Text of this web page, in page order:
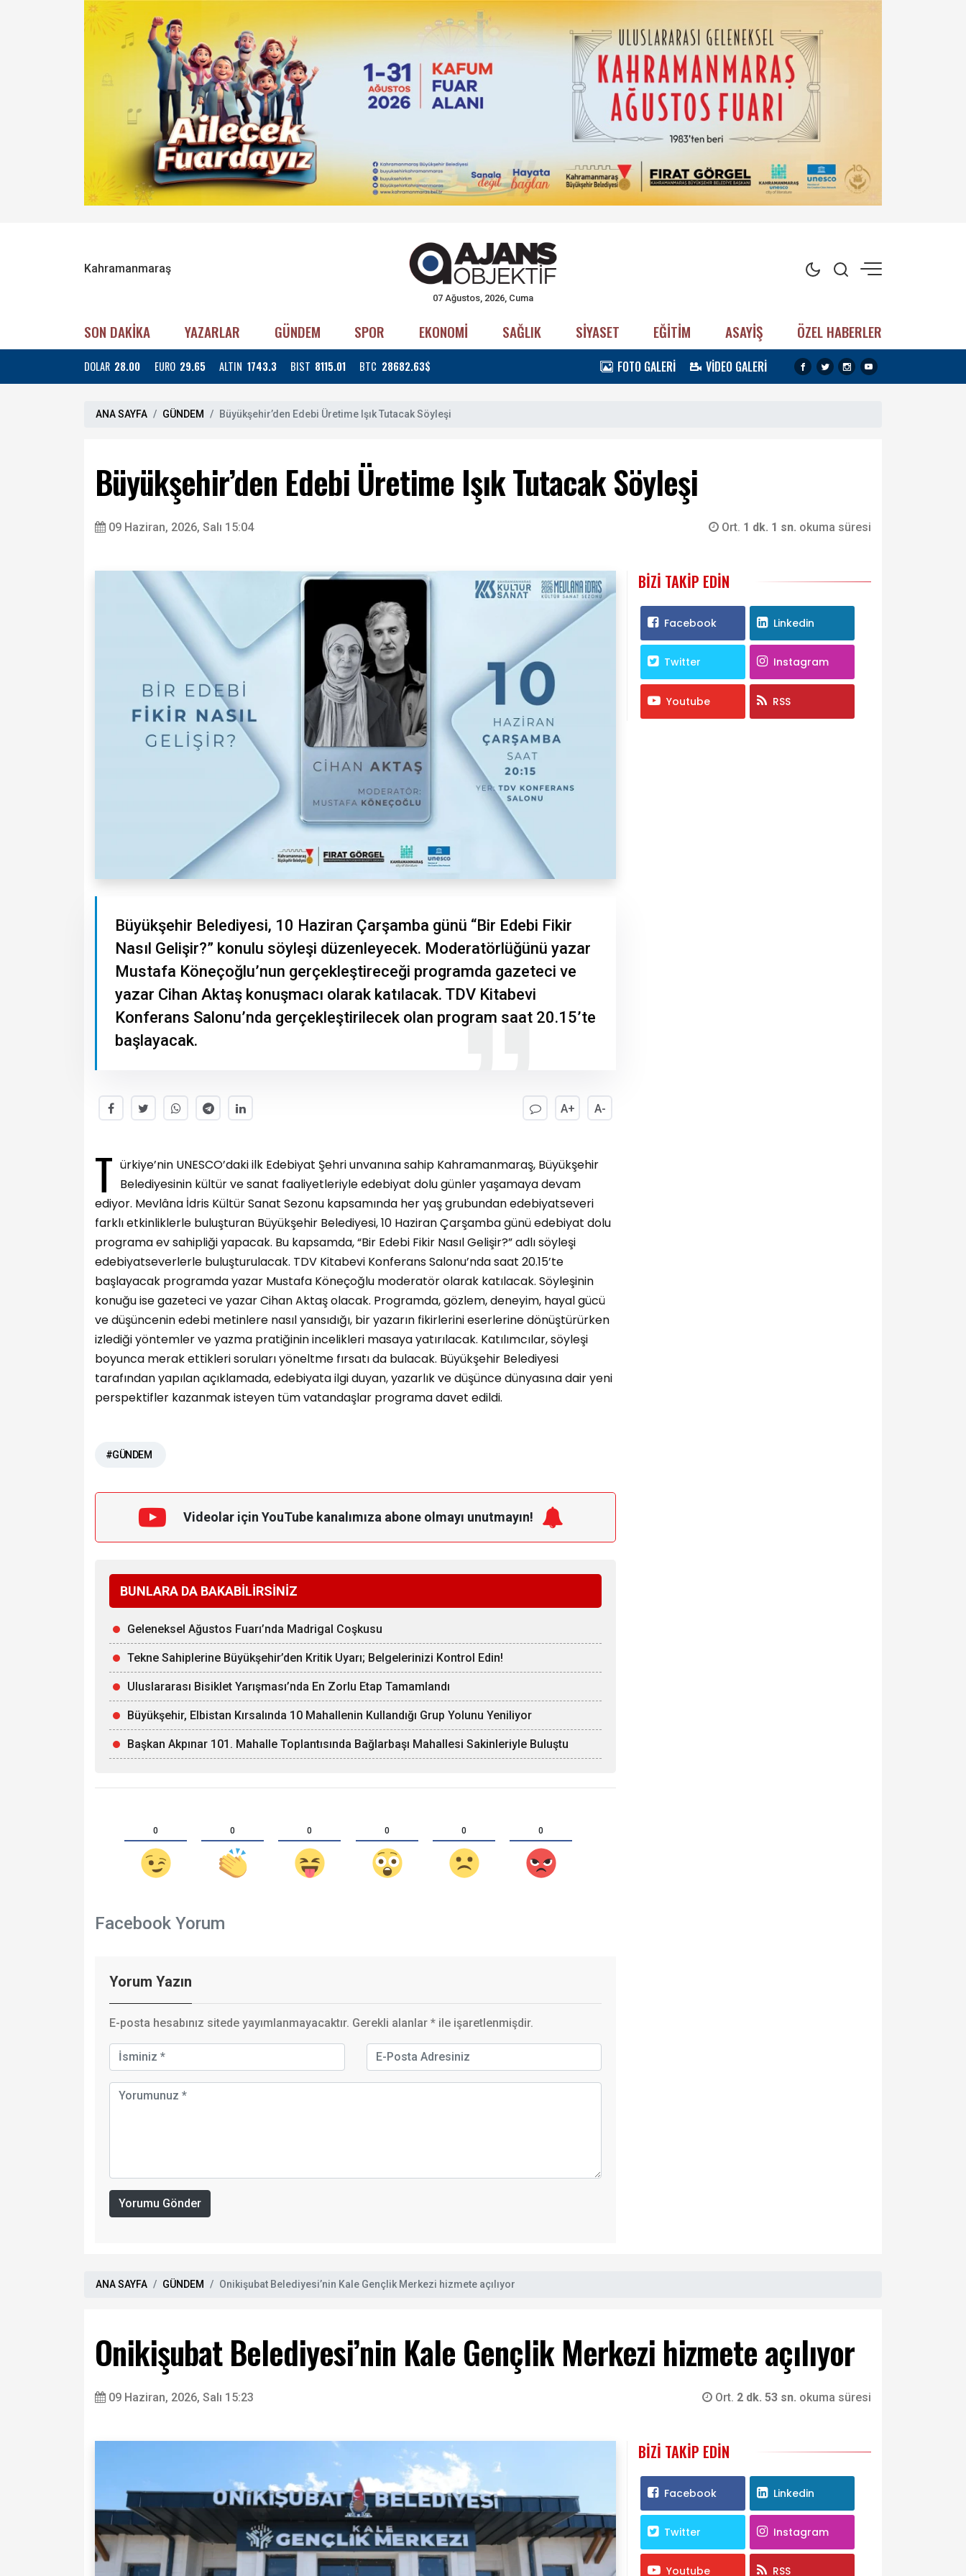
Kahramanmaraş
07 Ağustos, 2026, Cuma
SON DAKİKA YAZARLAR GÜNDEM SPOR EKONOMİ SAĞLIK SİYASET EĞİTİM ASAYİŞ ÖZEL HABERLER
DOLAR 28.00 EURO 29.65 ALTIN 1743.3 BIST 8115.01 BTC 28682.63$ FOTO GALERİ VİDEO GALERİ
ANA SAYFA GÜNDEM Büyükşehir’den Edebi Üretime Işık Tutacak Söyleşi
Büyükşehir’den Edebi Üretime Işık Tutacak Söyleşi
09 Haziran, 2026, Salı 15:04 Ort. 1 dk. 1 sn. okuma süresi
Büyükşehir Belediyesi, 10 Haziran Çarşamba günü “Bir Edebi Fikir
Nasıl Gelişir?” konulu söyleşi düzenleyecek. Moderatörlüğünü yazar
Mustafa Köneçoğlu’nun gerçekleştireceği programda gazeteci ve
yazar Cihan Aktaş konuşmacı olarak katılacak. TDV Kitabevi
Konferans Salonu’nda gerçekleştirilecek olan program saat 20.15’te
başlayacak.
A+ A-
T ürkiye’nin UNESCO’daki ilk Edebiyat Şehri unvanına sahip Kahramanmaraş, Büyükşehir
Belediyesinin kültür ve sanat faaliyetleriyle edebiyat dolu günler yaşamaya devam
ediyor. Mevlâna İdris Kültür Sanat Sezonu kapsamında her yaş grubundan edebiyatseveri
farklı etkinliklerle buluşturan Büyükşehir Belediyesi, 10 Haziran Çarşamba günü edebiyat dolu
programa ev sahipliği yapacak. Bu kapsamda, “Bir Edebi Fikir Nasıl Gelişir?” adlı söyleşi
edebiyatseverlerle buluşturulacak. TDV Kitabevi Konferans Salonu’nda saat 20.15’te
başlayacak programda yazar Mustafa Köneçoğlu moderatör olarak katılacak. Söyleşinin
konuğu ise gazeteci ve yazar Cihan Aktaş olacak. Programda, gözlem, deneyim, hayal gücü
ve düşüncenin edebi metinlere nasıl yansıdığı, bir yazarın fikirlerini eserlerine dönüştürürken
izlediği yöntemler ve yazma pratiğinin incelikleri masaya yatırılacak. Katılımcılar, söyleşi
boyunca merak ettikleri soruları yöneltme fırsatı da bulacak. Büyükşehir Belediyesi
tarafından yapılan açıklamada, edebiyata ilgi duyan, yazarlık ve düşünce dünyasına dair yeni
perspektifler kazanmak isteyen tüm vatandaşlar programa davet edildi.
#GÜNDEM
Videolar için YouTube kanalımıza abone olmayı unutmayın!
BUNLARA DA BAKABİLİRSİNİZ
Geleneksel Ağustos Fuarı’nda Madrigal Coşkusu
Tekne Sahiplerine Büyükşehir’den Kritik Uyarı; Belgelerinizi Kontrol Edin!
Uluslararası Bisiklet Yarışması’nda En Zorlu Etap Tamamlandı
Büyükşehir, Elbistan Kırsalında 10 Mahallenin Kullandığı Grup Yolunu Yeniliyor
Başkan Akpınar 101. Mahalle Toplantısında Bağlarbaşı Mahallesi Sakinleriyle Buluştu
0 0 0 0 0 0
Facebook Yorum
Yorum Yazın
E-posta hesabınız sitede yayımlanmayacaktır. Gerekli alanlar * ile işaretlenmişdir.
Yorumu Gönder
BIZI TAKIP EDIN
Facebook Linkedin
Twitter Instagram
Youtube RSS
ANA SAYFA GÜNDEM Onikişubat Belediyesi’nin Kale Gençlik Merkezi hizmete açılıyor
Onikişubat Belediyesi’nin Kale Gençlik Merkezi hizmete açılıyor
09 Haziran, 2026, Salı 15:23 Ort. 2 dk. 53 sn. okuma süresi
BIZI TAKIP EDIN
Facebook Linkedin
Twitter Instagram
Youtube RSS